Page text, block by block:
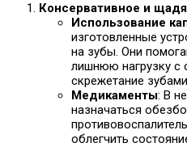
Консервативное и
Использование
изготовленные
на зубы. Они
лишнюю нагрузку с
скрежетание
Медикаменты: В
назначаться
облегчить